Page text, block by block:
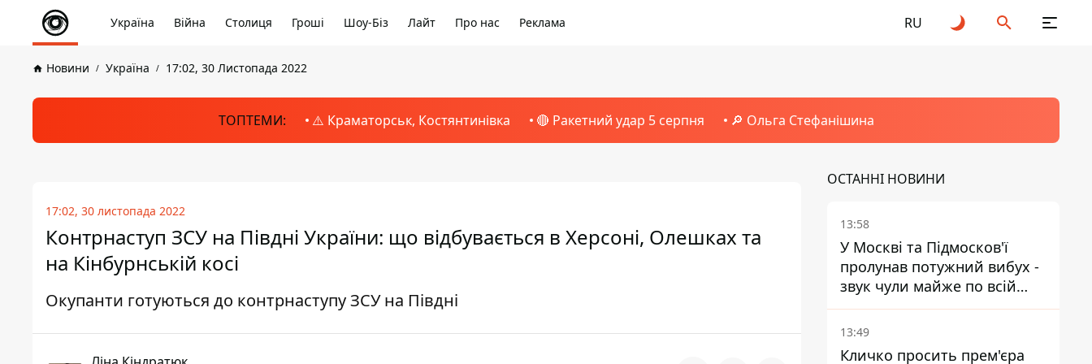
Україна Війна Столиця Гроші Шоу-Біз Лайт Про нас Реклама RU
Новини Україна 17:02, 30 Листопада 2022
ТОПТЕМИ: ⚠️ Краматорськ, Костянтинівка 🔴 Ракетний удар 5 серпня 🔎 Ольга Стефанішина
17:02, 30 листопада 2022
Контрнаступ ЗСУ на Півдні України: що відбувається в Херсоні, Олешках та
на Кінбурнській косі
Окупанти готуються до контрнаступу ЗСУ на Півдні
ОСТАННІ НОВИНИ
13:58
У Москві та Підмосков'ї
пролунав потужний вибух -
звук чули майже по всій
області
13:49
Кличко просить прем'єра